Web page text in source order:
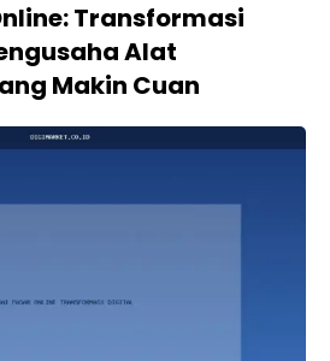
Transformasi
Alat
Makin Cuan